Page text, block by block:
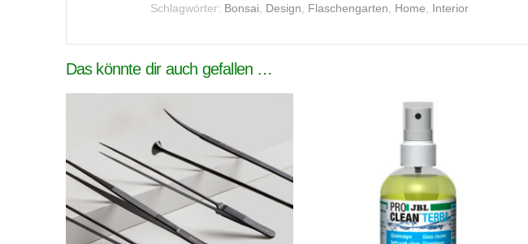
Schlagwörter: Bonsai, Design, Flaschengarten, Home, Interior
Das könnte dir auch gefallen …